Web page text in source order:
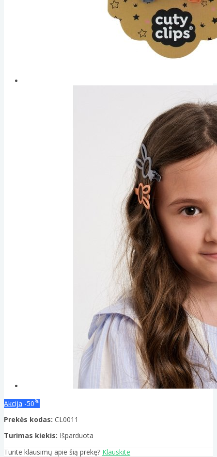
Akcija -50%
Prekės kodas: CL0011
Turimas kiekis: Išparduota
Turite klausimų apie šią prekę? Klauskite